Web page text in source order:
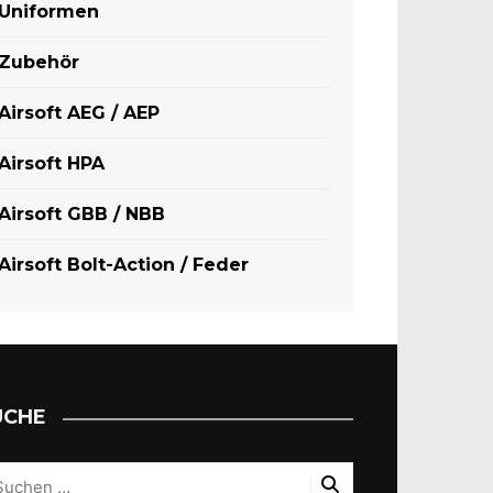
Uniformen
Zubehör
AEG / AEP
HPA
GBB / NBB
Bolt-Action / Feder